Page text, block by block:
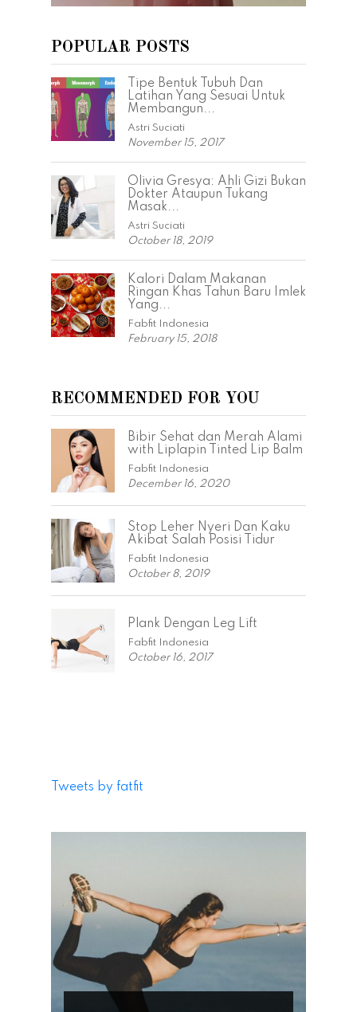
POPULAR POSTS
Tipe Bentuk Tubuh Dan
Latihan Yang Sesuai Untuk
Membangun...
Astri Suciati
November 15, 2017
Olivia Gresya: Ahli Gizi Bukan
Dokter Ataupun Tukang
Masak...
Astri Suciati
October 18, 2019
Kalori Dalam Makanan
Ringan Khas Tahun Baru Imlek
Yang...
Fabfit Indonesia
February 15, 2018
RECOMMENDED FOR YOU
Bibir Sehat dan Merah Alami
with Liplapin Tinted Lip Balm
Fabfit Indonesia
December 16, 2020
Stop Leher Nyeri Dan Kaku
Akibat Salah Posisi Tidur
Fabfit Indonesia
October 8, 2019
Plank Dengan Leg Lift
Fabfit Indonesia
October 16, 2017
Tweets by fatfit